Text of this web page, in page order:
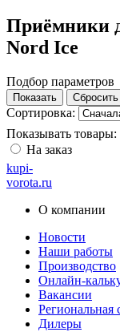
Приёмники
Nord Ice
Подбор параметров
Сортировка:
Показывать товары:
На заказ
kupi-
vorota.ru
О компании
Новости
Наши работы
Производство
Онлайн-
Вакансии
Региональная
Дилеры